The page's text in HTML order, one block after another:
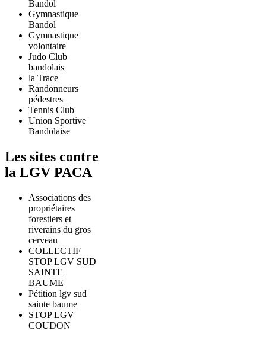
Bandol
Gymnastique
Bandol
Gymnastique
volontaire
Judo Club
bandolais
la Trace
Randonneurs
pédestres
Tennis Club
Union Sportive
Bandolaise
Les sites contre
la LGV PACA
Associations des
propriétaires
forestiers et
riverains du gros
cerveau
COLLECTIF
STOP LGV SUD
SAINTE
BAUME
Pétition lgv sud
sainte baume
STOP LGV
COUDON